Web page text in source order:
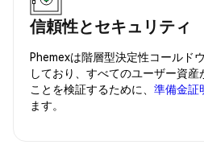
信頼性とセキュリティ
Phemexは階層型決定性コールド
しており、すべてのユーザー資
ことを検証するために、 準備金証
ます。